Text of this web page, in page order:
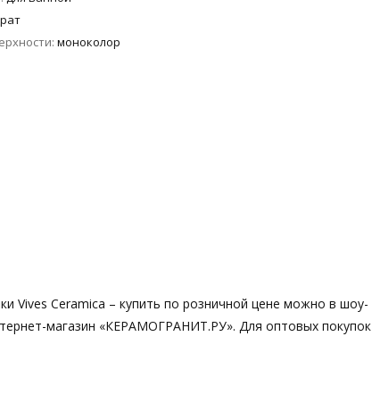
моноколор
Vives Ceramica – купить по розничной цене можно в шоу-
магазин «КЕРАМОГРАНИТ.РУ». Для оптовых покупок